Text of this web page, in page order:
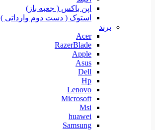
اپن باکس ( جعبه باز)
استوک ( دست دوم وارداتی )
برند
Acer
RazerBlade
Apple
Asus
Dell
Hp
Lenovo
Microsoft
Msi
huawei
Samsung